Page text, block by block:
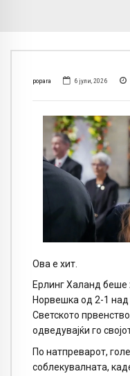
popara 6 јули, 2026
Ова е хит.
Ерлинг Халанд беше
Норвешка од 2-1
Светското
одведувајќи го
По натпреварот,
соблекувалната,